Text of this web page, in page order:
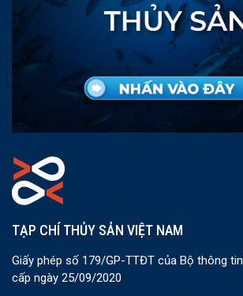
TẠP CHÍ THỦY SẢN VIỆT NAM
Giấy phép số 179/GP-TTĐT của Bộ thông
cấp ngày 25/09/2020